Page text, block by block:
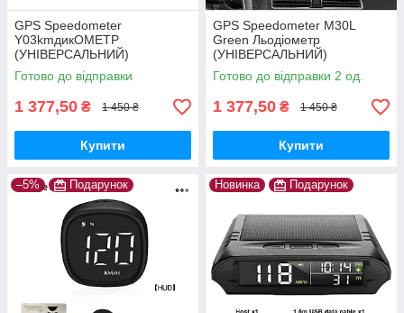
GPS Speedometer
Y03kmдикОМЕТР
(УНІВЕРСАЛЬНИЙ)
Готово до відправки
1 377,50 ₴ 1 450 ₴
Купити
GPS Speedometer M30L
Green Льодіометр
(УНІВЕРСАЛЬНИЙ)
Готово до відправки 2 од.
1 377,50 ₴ 1 450 ₴
Купити
–5% Подарунок Новинка Подарунок